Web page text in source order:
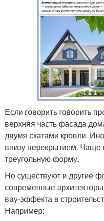
Если говорить говорить
верхняя часть фасада
двумя скатами кровли.
внизу перекрытием. Чаще
треугольную форму.
Но существуют и другие
современные
вау-эффекта в
Например: